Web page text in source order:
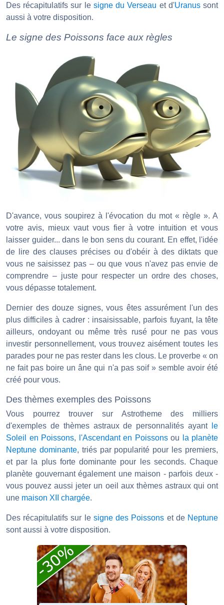
Des récapitulatifs sur le signe du Verseau et d'Uranussont
aussi à votre disposition.
Le signe des Poissons face aux règles
D'avance, vous soupirez à l'évocation du mot « règle ». A
votre avis, mieux vaut vous fier à votre intuition et vous
laisser guider... dans le bon sens du courant. En effet, l'idée
de lire des clauses précises ou d'obéir à des diktats que
vous ne saisissez pas – ou que vous n'avez pas envie de
comprendre – juste pour respecter un ordre des choses,
vous dépasse totalement.
Dernier des douze signes, vous êtes assurément l'un des
plus difficiles à cadrer : insaisissable, parfois fuyant, la tête
ailleurs, ondoyant ou même très rusé pour ne pas vous
investir personnellement, vous trouvez aisément toutes les
parades pour ne pas rester dans les clous. Le proverbe « on
ne fait pas boire un âne qui n'a pas soif » semble avoir été
créé pour vous.
Des thèmes exemples des Poissons
Vous pourrez trouver sur Astrotheme des milliers
d'exemples de thèmes astraux de personnalités ayant
le
Soleil en Poissons, l'Ascendant en Poissonsou
la planète
Neptune dominante, triés par popularité pour les premiers,
et par la plus forte dominante pour les seconds. Chaque
planète gouvernant également une maison - parfois deux -
vous pouvez aussi jeter un oeil aux thèmes astraux qui ont
une maison XII chargée.
Des récapitulatifs sur le signe des Poissons et de Neptune
sont aussi à votre disposition.